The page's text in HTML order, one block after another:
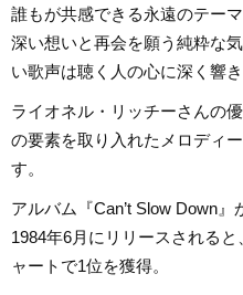
誰もが共感できる永遠のテー
深い想いと再会を願う純粋な
い歌声は聴く人の心に深く響き
ライオネル・リッチーさんの
の要素を取り入れたメロディ
す。
アルバム『Can’t Slow Down
1984年6月にリリースされる
ャートで1位を獲得。